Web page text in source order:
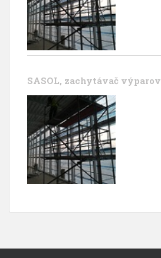
SASOL, zachytávač výparov